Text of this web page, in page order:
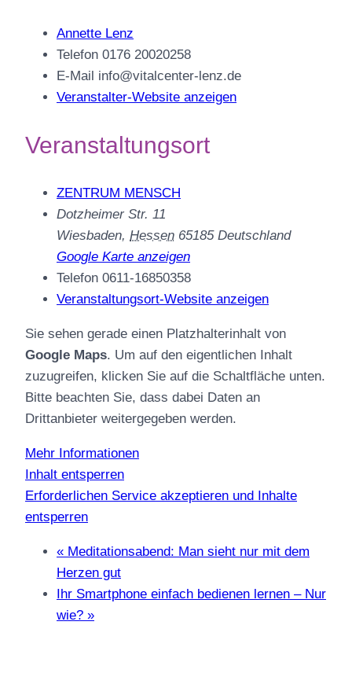
Annette Lenz
Telefon 0176 20020258
E-Mail info@vitalcenter-lenz.de
Veranstalter-Website anzeigen
Veranstaltungsort
ZENTRUM MENSCH
Dotzheimer Str. 11
Wiesbaden, Hessen 65185 Deutschland
Google Karte anzeigen
Telefon 0611-16850358
Veranstaltungsort-Website anzeigen
Sie sehen gerade einen Platzhalterinhalt von
Google Maps. Um auf den eigentlichen Inhalt
zuzugreifen, klicken Sie auf die Schaltfläche unten.
Bitte beachten Sie, dass dabei Daten an
Drittanbieter weitergegeben werden.
Mehr Informationen
Inhalt entsperren
Erforderlichen Service akzeptieren und Inhalte
entsperren
« Meditationsabend: Man sieht nur mit dem
Herzen gut
Ihr Smartphone einfach bedienen lernen – Nur
wie? »